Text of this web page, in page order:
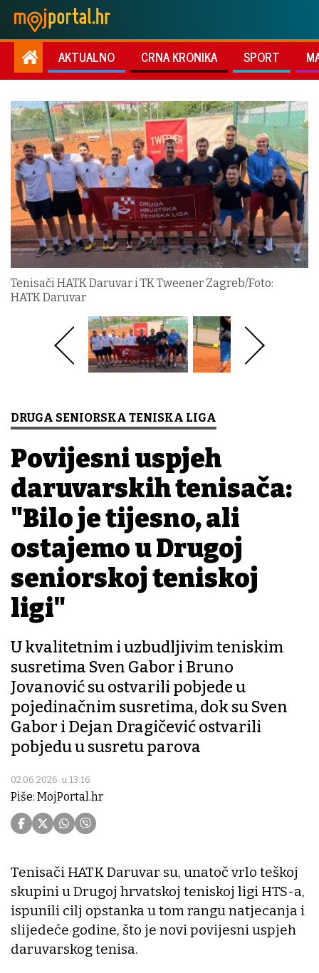
AKTUALNO CRNA KRONIKA SPORT
Tenisači HATK Daruvar i TK Tweener Zagreb/Foto:
HATK Daruvar
DRUGA SENIORSKA TENISKA LIGA
Povijesni uspjeh
daruvarskih tenisača:
"Bilo je tijesno, ali
ostajemo u Drugoj
seniorskoj teniskoj
ligi"
U kvalitetnim i uzbudljivim teniskim
susretima Sven Gabor i Bruno
Jovanović su ostvarili pobjede u
pojedinačnim susretima, dok su Sven
Gabor i Dejan Dragičević ostvarili
pobjedu u susretu parova
02.06.2026. u 13:16
Piše: MojPortal.hr
Tenisači HATK Daruvar su, unatoč vrlo teškoj
skupini u Drugoj hrvatskoj teniskoj ligi HTS-a,
ispunili cilj opstanka u tom rangu natjecanja i
slijedeće godine, što je novi povijesni uspjeh
daruvarskog tenisa.